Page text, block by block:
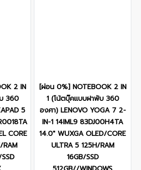
2 IN
360
5
CORE
[ผ่อน 0%] NOTEBOOK 2 IN
1 (โน้ตบุ๊คแบบฝาพับ 360
องศา) LENOVO YOGA 7 2-
IN-1 14IML9 83DJ00H4TA
14.0" WUXGA OLED/CORE
ULTRA 5 125H/RAM
16GB/SSD